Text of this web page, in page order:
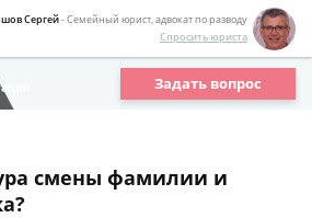
Сергей- Семейный юрист, адвокат по разводу
Спросить юриста
Задать вопрос
смены фамилии и